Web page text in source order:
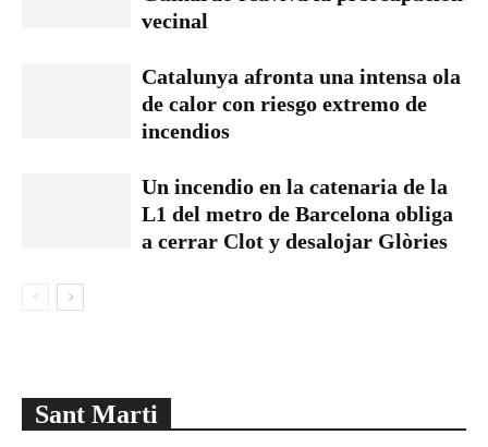
vecinal
Catalunya afronta una intensa ola
de calor con riesgo extremo de
incendios
Un incendio en la catenaria de la
L1 del metro de Barcelona obliga
a cerrar Clot y desalojar Glòries
Sant Marti